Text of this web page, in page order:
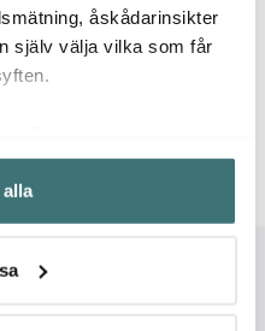
åskådarinsikter
själv välja vilka som får
geografiska plats som
upp till flera meter
att aktivt skanna den för
uppgifter